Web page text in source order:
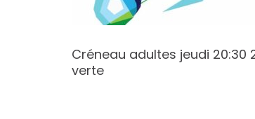
Créneau adultes jeudi 20:30
verte